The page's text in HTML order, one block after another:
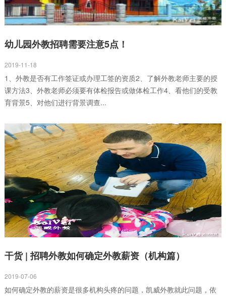
幼儿园外教招聘需要注意5点！
2019-11-18
1、外教是否有工作签证或办理工签的资质2、了解外教老师主要的授
课方法3、外教老师必须要有体检报告或做体检工作4、看他们的受教
育背景5、对他们进行背景调查...
干货 | 招聘外教如何确定外教薪资（机构篇）
2019-07-06
如何确定外教的薪资是很多机构头疼的问题，凯威外教就此问题，依